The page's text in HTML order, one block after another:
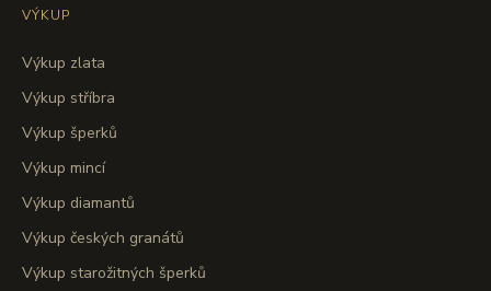
VÝKUP
Výkup zlata
Výkup stříbra
Výkup šperků
Výkup mincí
Výkup diamantů
Výkup českých granátů
Výkup starožitných šperků